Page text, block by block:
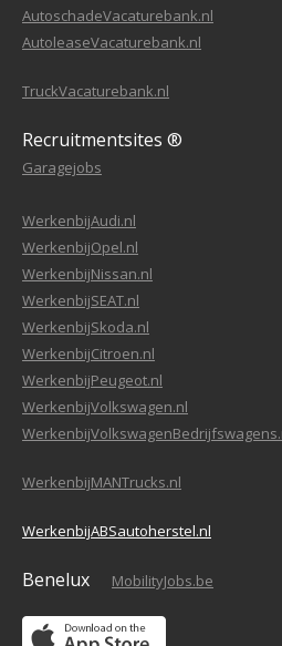
AutoschadeVacaturebank.nl
AutoleaseVacaturebank.nl
TruckVacaturebank.nl
Recruitmentsites ®
Garagejobs
WerkenbijAudi.nl
WerkenbijOpel.nl
WerkenbijNissan.nl
WerkenbijSEAT.nl
WerkenbijSkoda.nl
WerkenbijCitroen.nl
WerkenbijPeugeot.nl
WerkenbijVolkswagen.nl
WerkenbijMANTrucks.nl
WerkenbijABSautoherstel.nl
Benelux MobilityJobs.be